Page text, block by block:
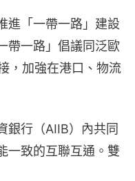
進「一帶一路」建設
帶一路」倡議同泛歐
，加強在港口、物流
銀行（AIIB）內共同
一致的互聯互通。雙